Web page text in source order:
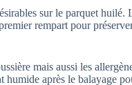
sur le parquet
rempart pour
mais aussi les
humide après le balayage